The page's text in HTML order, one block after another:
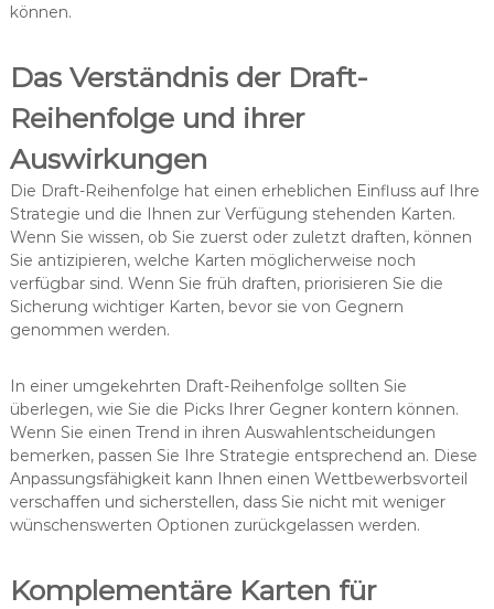
können.
Das Verständnis der Draft-
Reihenfolge und ihrer
Auswirkungen
Die Draft-Reihenfolge hat einen erheblichen Einfluss auf Ihre
Strategie und die Ihnen zur Verfügung stehenden Karten.
Wenn Sie wissen, ob Sie zuerst oder zuletzt draften, können
Sie antizipieren, welche Karten möglicherweise noch
verfügbar sind. Wenn Sie früh draften, priorisieren Sie die
Sicherung wichtiger Karten, bevor sie von Gegnern
genommen werden.
In einer umgekehrten Draft-Reihenfolge sollten Sie
überlegen, wie Sie die Picks Ihrer Gegner kontern können.
Wenn Sie einen Trend in ihren Auswahlentscheidungen
bemerken, passen Sie Ihre Strategie entsprechend an. Diese
Anpassungsfähigkeit kann Ihnen einen Wettbewerbsvorteil
verschaffen und sicherstellen, dass Sie nicht mit weniger
wünschenswerten Optionen zurückgelassen werden.
Komplementäre Karten für